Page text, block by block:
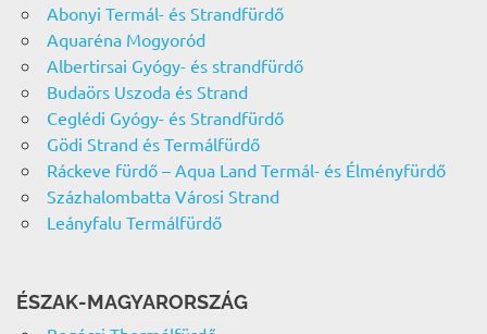
Abonyi Termál- és Strandfürdő
Aquaréna Mogyoród
Albertirsai Gyógy- és strandfürdő
Budaörs Uszoda és Strand
Ceglédi Gyógy- és Strandfürdő
Gödi Strand és Termálfürdő
Ráckeve fürdő – Aqua Land Termál- és Élményfürdő
Százhalombatta Városi Strand
Leányfalu Termálfürdő
ÉSZAK-MAGYARORSZÁG